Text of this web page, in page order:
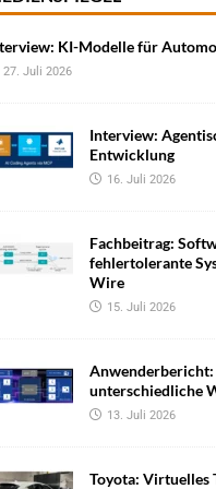
KI-Modelle für
27. Juli 2026
Interview:
Entwicklung
16. Juli 2026
Fachbeitrag:
fehlertolerante
Wire
15. Juli 2026
unterschiedliche
13. Juli 2026
Toyota: Virtuelles